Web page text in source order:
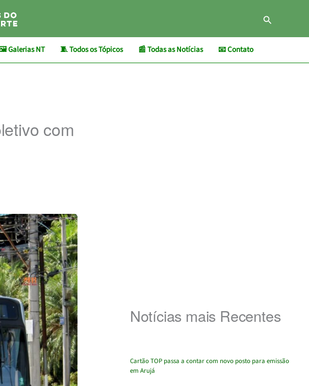
Pesquisar
Galerias NT 🧵 Todos os Tópicos 📰 Todas as Notícias 📧 Contato
com
Notícias mais Recentes
Cartão TOP passa a contar com novo posto para emissão
em Arujá